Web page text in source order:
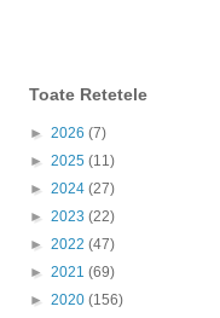
Toate Retetele
► 2026 (7)
► 2025 (11)
► 2024 (27)
► 2023 (22)
► 2022 (47)
► 2021 (69)
► 2020 (156)